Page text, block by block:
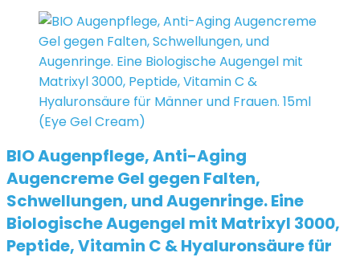
BIO Augenpflege, Anti-Aging
Augencreme Gel gegen Falten,
Schwellungen, und Augenringe. Eine
Biologische Augengel mit Matrixyl 3000,
Peptide, Vitamin C & Hyaluronsäure für